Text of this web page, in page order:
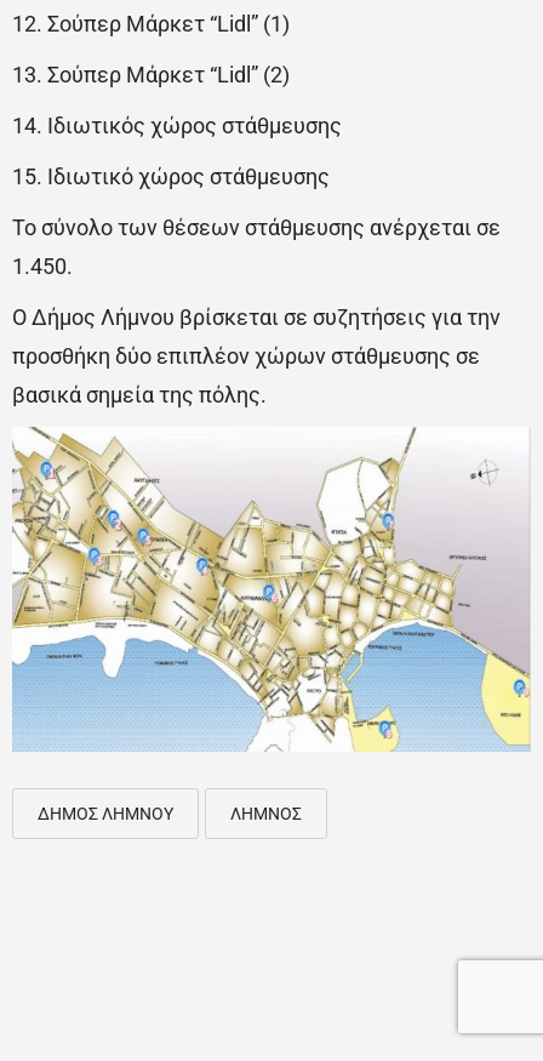
12. Σούπερ Μάρκετ “Lidl” (1)
13. Σούπερ Μάρκετ “Lidl” (2)
14. Ιδιωτικός χώρος στάθμευσης
15. Ιδιωτικό χώρος στάθμευσης
Το σύνολο των θέσεων στάθμευσης ανέρχεται σε
1.450.
Ο Δήμος Λήμνου βρίσκεται σε συζητήσεις για την
προσθήκη δύο επιπλέον χώρων στάθμευσης σε
βασικά σημεία της πόλης.
ΔΗΜΟΣ ΛΗΜΝΟΥ ΛΗΜΝΟΣ